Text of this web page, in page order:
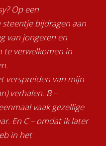
Op een
bijdragen aan
van jongeren en
te verwelkomen in
verspreiden van mijn
verhalen. B –
vaak gezellige
En C – omdat ik later
in het